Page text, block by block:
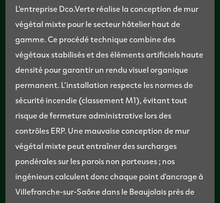
L'entreprise Dco.Verte réalise la conception de mur
végétal mixte pour le secteur hôtelier haut de
gamme. Ce procédé technique combine des
végétaux stabilisés et des éléments artificiels haute
densité pour garantir un rendu visuel organique
permanent. L’installation respecte les normes de
sécurité incendie (classement M1), évitant tout
risque de fermeture administrative lors des
contrôles ERP. Une mauvaise conception de mur
végétal mixte peut entraîner des surcharges
pondérales sur les parois non porteuses ; nos
ingénieurs calculent donc chaque point d'ancrage à
Villefranche-sur-Saône dans le Beaujolais près de